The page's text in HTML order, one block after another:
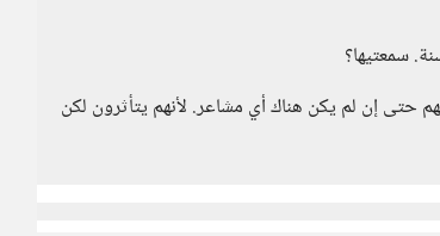
سمعتيها؟
حتى إن لم يكن هناك أي مشاعر. لأنهم يتأثرون لكن